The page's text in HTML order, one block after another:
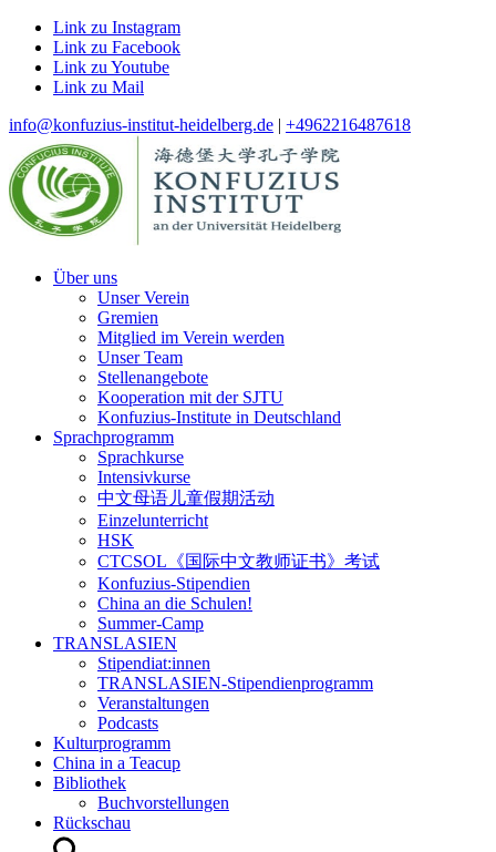
Link zu Instagram
Link zu Facebook
Link zu Youtube
Link zu Mail
info@konfuzius-institut-heidelberg.de | +4962216487618
Über uns
Unser Verein
Gremien
Mitglied im Verein werden
Unser Team
Stellenangebote
Kooperation mit der SJTU
Konfuzius-Institute in Deutschland
Sprachprogramm
Sprachkurse
Intensivkurse
中文母语儿童假期活动
Einzelunterricht
HSK
CTCSOL《国际中文教师证书》考试
Konfuzius-Stipendien
China an die Schulen!
Summer-Camp
TRANSLASIEN
Stipendiat:innen
TRANSLASIEN-Stipendienprogramm
Veranstaltungen
Podcasts
Kulturprogramm
China in a Teacup
Bibliothek
Buchvorstellungen
Rückschau